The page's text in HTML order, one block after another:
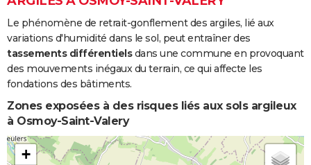
Le phénomène de retrait-gonflement des argiles, lié aux
variations d'humidité dans le sol, peut entraîner des
tassements différentielsdans une commune en provoquant
des mouvements inégaux du terrain, ce qui affecte les
fondations des bâtiments.
Zones exposées à des risques liés aux sols argileux
à Osmoy-Saint-Valery
+